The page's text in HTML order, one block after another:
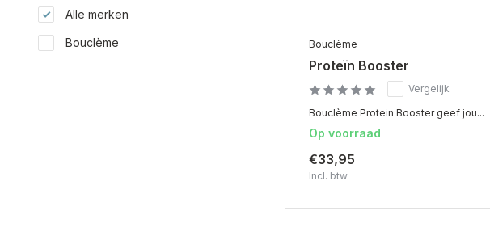
Alle merken
Bouclème Bouclème
Proteïn Booster
Vergelijk
Bouclème Protein Booster geef jou...
Op voorraad
€33,95
Incl. btw